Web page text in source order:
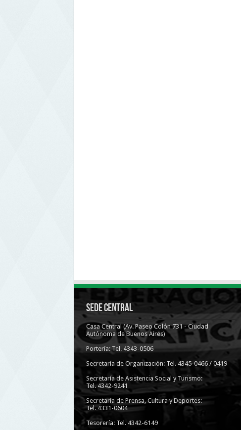
Sede Central
Casa Central (Av. Paseo Colón 731 - Ciudad
Autónoma de Buenos Aires)
Portería: Tel. 4343-0506
Secretaría de Organización: Tel. 4345-0466 / 0419
Secretaría de Asistencia Social y Turismo:
Tel. 4342-9241
Secretaría de Prensa, Cultura y Deportes:
Tel. 4331-0604
Tesorería: Tel. 4342-6149